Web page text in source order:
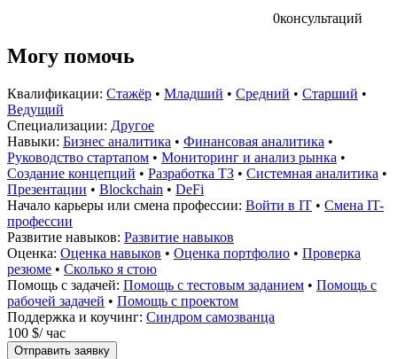
0консультаций
Могу помочь
Квалификации: Стажёр • Младший • Средний • Старший •
Ведущий
Специализации: Другое
Навыки: Бизнес аналитика • Финансовая аналитика •
Руководство стартапом • Мониторинг и анализ рынка •
Создание концепций • Разработка ТЗ • Системная аналитика •
Презентации • Blockchain • DeFi
Начало карьеры или смена профессии: Войти в IT • Смена IT-
профессии
Развитие навыков: Развитие навыков
Оценка: Оценка навыков • Оценка портфолио • Проверка
резюме • Сколько я стою
Помощь с задачей: Помощь с тестовым заданием • Помощь с
рабочей задачей • Помощь с проектом
Поддержка и коучинг: Синдром самозванца
100 $/ час
Отправить заявку